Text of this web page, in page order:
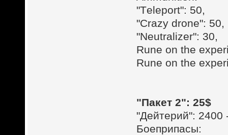
"Тeleport": 50,
"Crazy drone": 50,
"Neutralizer": 30,
Rune on the
Rune on the
"Пакет 2": 25$
"Дейтерий": 2400
Боеприпасы: